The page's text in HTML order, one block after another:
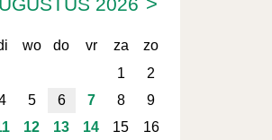
wo do vr za
zo
1
2
5 6 7 8
9
12 13 14 15 16